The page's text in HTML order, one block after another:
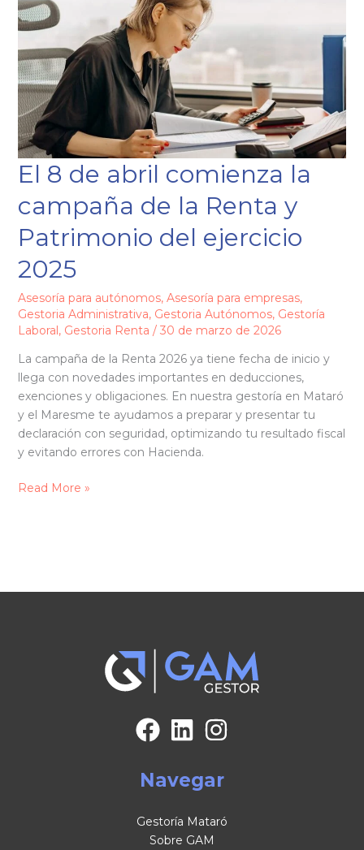
El 8 de abril comienza la
campaña de la Renta y
Patrimonio del ejercicio
2025
Asesoría para autónomos, Asesoría para empresas,
Gestoria Administrativa, Gestoria Autónomos, Gestoría
Laboral, Gestoria Renta / 30 de marzo de 2026
La campaña de la Renta 2026 ya tiene fecha de inicio y
llega con novedades importantes en deducciones,
exenciones y obligaciones. En nuestra gestoría en Mataró
y el Maresme te ayudamos a preparar y presentar tu
declaración con seguridad, optimizando tu resultado fiscal
y evitando errores con Hacienda.
de
abril
la
campaña
de
la
Renta
y
Patrimonio
ejercicio
2025
Read More »
Navegar
Gestoría Mataró
Sobre GAM